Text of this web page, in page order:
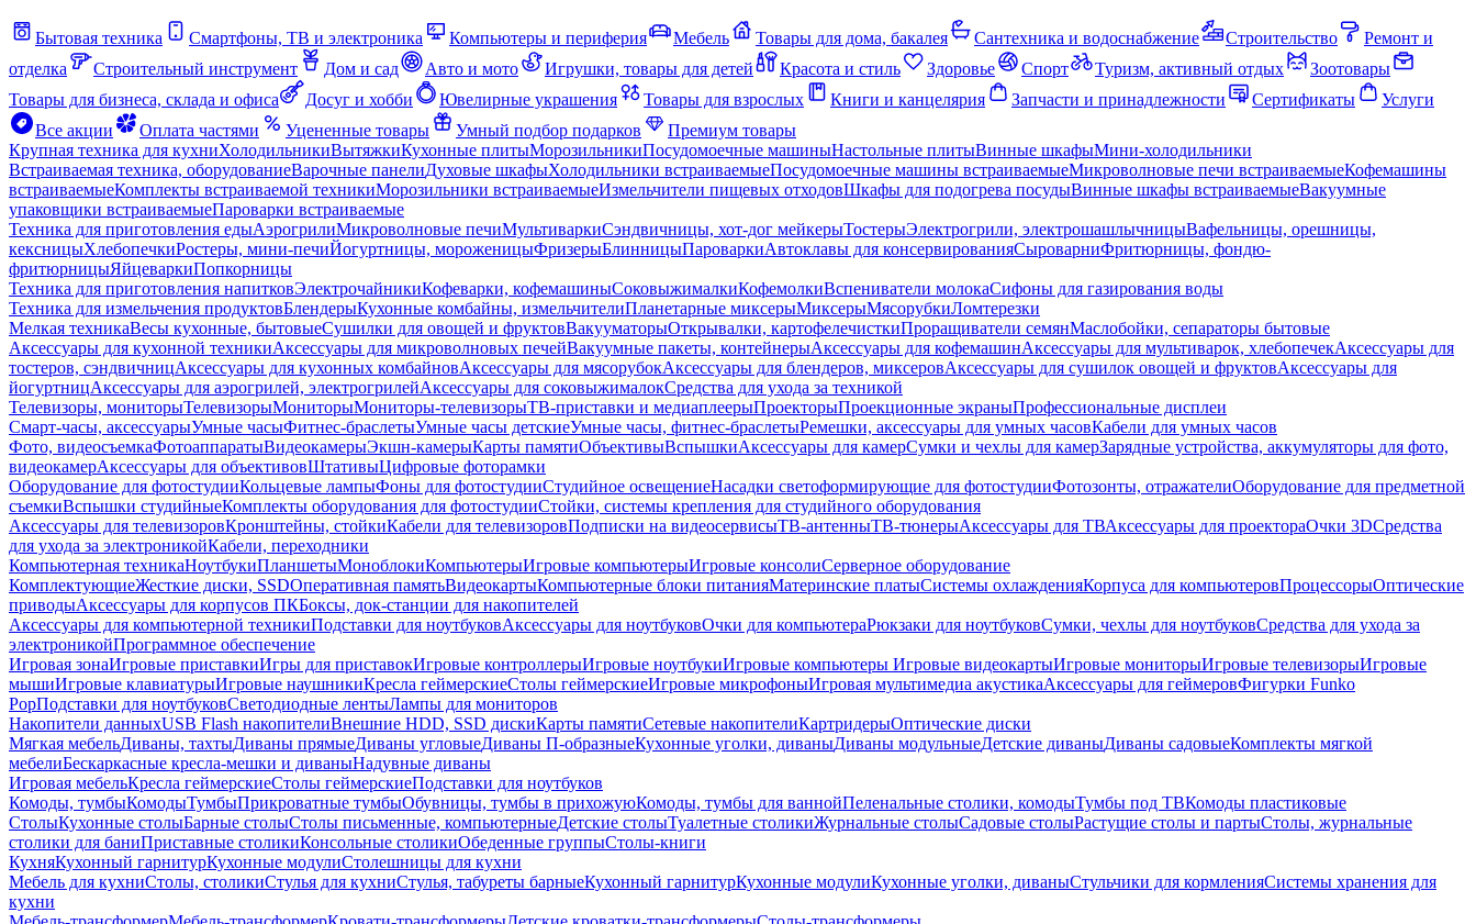
Бытовая техника Смартфоны, ТВ и электроника Компьютеры и периферия Мебель Товары для дома, бакалея Сантехника и водоснабжение Строительство
Ремонт и
отделка
Строительный инструмент Дом и сад Авто и мото Игрушки, товары для детей Красота и стиль Здоровье Спорт Туризм, активный отдых
Зоотовары
Товары для бизнеса, склада и офиса
Досуг и хобби Ювелирные украшения Товары для взрослых Книги и канцелярия Запчасти и принадлежности Сертификаты
Услуги
Все акции
Оплата частями Уцененные товары Умный подбор подарков
Премиум товары
Крупная техника для кухниХолодильникиВытяжкиКухонные плитыМорозильникиПосудомоечные машиныНастольные плитыВинные шкафыМини-холодильники
Встраиваемая техника, оборудованиеВарочные панелиДуховые шкафыХолодильники встраиваемыеПосудомоечные машины встраиваемыеМикроволновые печи встраиваемыеКофемашины
встраиваемыеКомплекты встраиваемой техникиМорозильники встраиваемыеИзмельчители пищевых отходовШкафы для подогрева посудыВинные шкафы встраиваемыеВакуумные
упаковщики встраиваемыеПароварки встраиваемые
Техника для приготовления едыАэрогрилиМикроволновые печиМультиваркиСэндвичницы, хот-дог мейкерыТостерыЭлектрогрили, электрошашлычницыВафельницы, орешницы,
кексницыХлебопечкиРостеры, мини-печиЙогуртницы, мороженицыФризерыБлинницыПароваркиАвтоклавы для консервированияСыроварниФритюрницы, фондю-
фритюрницыЯйцеваркиПопкорницы
Техника для приготовления напитковЭлектрочайникиКофеварки, кофемашиныСоковыжималкиКофемолкиВспениватели молокаСифоны для газирования воды
Техника для измельчения продуктовБлендерыКухонные комбайны, измельчителиПланетарные миксерыМиксерыМясорубкиЛомтерезки
Мелкая техникаВесы кухонные, бытовыеСушилки для овощей и фруктовВакууматорыОткрывалки, картофелечисткиПроращиватели семянМаслобойки, сепараторы бытовые
Аксессуары для кухонной техникиАксессуары для микроволновых печейВакуумные пакеты, контейнерыАксессуары для кофемашинАксессуары для мультиварок, хлебопечекАксессуары для
тостеров, сэндвичницАксессуары для кухонных комбайновАксессуары для мясорубокАксессуары для блендеров, миксеровАксессуары для сушилок овощей и фруктовАксессуары для
йогуртницАксессуары для аэрогрилей, электрогрилейАксессуары для соковыжималокСредства для ухода за техникой
Телевизоры, мониторыТелевизорыМониторыМониторы-телевизорыТВ-приставки и медиаплеерыПроекторыПроекционные экраныПрофессиональные дисплеи
Смарт-часы, аксессуарыУмные часыФитнес-браслетыУмные часы детскиеУмные часы, фитнес-браслетыРемешки, аксессуары для умных часовКабели для умных часов
Фото, видеосъемкаФотоаппаратыВидеокамерыЭкшн-камерыКарты памятиОбъективыВспышкиАксессуары для камерСумки и чехлы для камерЗарядные устройства, аккумуляторы для фото,
видеокамерАксессуары для объективовШтативыЦифровые фоторамки
Оборудование для фотостудииКольцевые лампыФоны для фотостудииСтудийное освещениеНасадки светоформирующие для фотостудииФотозонты, отражателиОборудование для предметной
съемкиВспышки студийныеКомплекты оборудования для фотостудииСтойки, системы крепления для студийного оборудования
Аксессуары для телевизоровКронштейны, стойкиКабели для телевизоровПодписки на видеосервисыТВ-антенныТВ-тюнерыАксессуары для ТВАксессуары для проектораОчки 3DСредства
для ухода за электроникойКабели, переходники
Компьютерная техникаНоутбукиПланшетыМоноблокиКомпьютерыИгровые компьютерыИгровые консолиСерверное оборудование
КомплектующиеЖесткие диски, SSDОперативная памятьВидеокартыКомпьютерные блоки питанияМатеринские платыСистемы охлажденияКорпуса для компьютеровПроцессорыОптические
приводыАксессуары для корпусов ПКБоксы, док-станции для накопителей
Аксессуары для компьютерной техникиПодставки для ноутбуковАксессуары для ноутбуковОчки для компьютераРюкзаки для ноутбуковСумки, чехлы для ноутбуковСредства для ухода за
электроникойПрограммное обеспечение
Игровая зонаИгровые приставкиИгры для приставокИгровые контроллерыИгровые ноутбукиИгровые компьютеры Игровые видеокартыИгровые мониторыИгровые телевизорыИгровые
мышиИгровые клавиатурыИгровые наушникиКресла геймерскиеСтолы геймерскиеИгровые микрофоныИгровая мультимедиа акустикаАксессуары для геймеровФигурки Funko
PopПодставки для ноутбуковСветодиодные лентыЛампы для мониторов
Накопители данныхUSB Flash накопителиВнешние HDD, SSD дискиКарты памятиСетевые накопителиКартридерыОптические диски
Мягкая мебельДиваны, тахтыДиваны прямыеДиваны угловыеДиваны П-образныеКухонные уголки, диваныДиваны модульныеДетские диваныДиваны садовыеКомплекты мягкой
мебелиБескаркасные кресла-мешки и диваныНадувные диваны
Игровая мебельКресла геймерскиеСтолы геймерскиеПодставки для ноутбуков
Комоды, тумбыКомодыТумбыПрикроватные тумбыОбувницы, тумбы в прихожуюКомоды, тумбы для ваннойПеленальные столики, комодыТумбы под ТВКомоды пластиковые
СтолыКухонные столыБарные столыСтолы письменные, компьютерныеДетские столыТуалетные столикиЖурнальные столыСадовые столыРастущие столы и партыСтолы, журнальные
столики для баниПриставные столикиКонсольные столикиОбеденные группыСтолы-книги
КухняКухонный гарнитурКухонные модулиСтолешницы для кухни
Мебель для кухниСтолы, столикиСтулья для кухниСтулья, табуреты барныеКухонный гарнитурКухонные модулиКухонные уголки, диваныСтульчики для кормленияСистемы хранения для
кухни